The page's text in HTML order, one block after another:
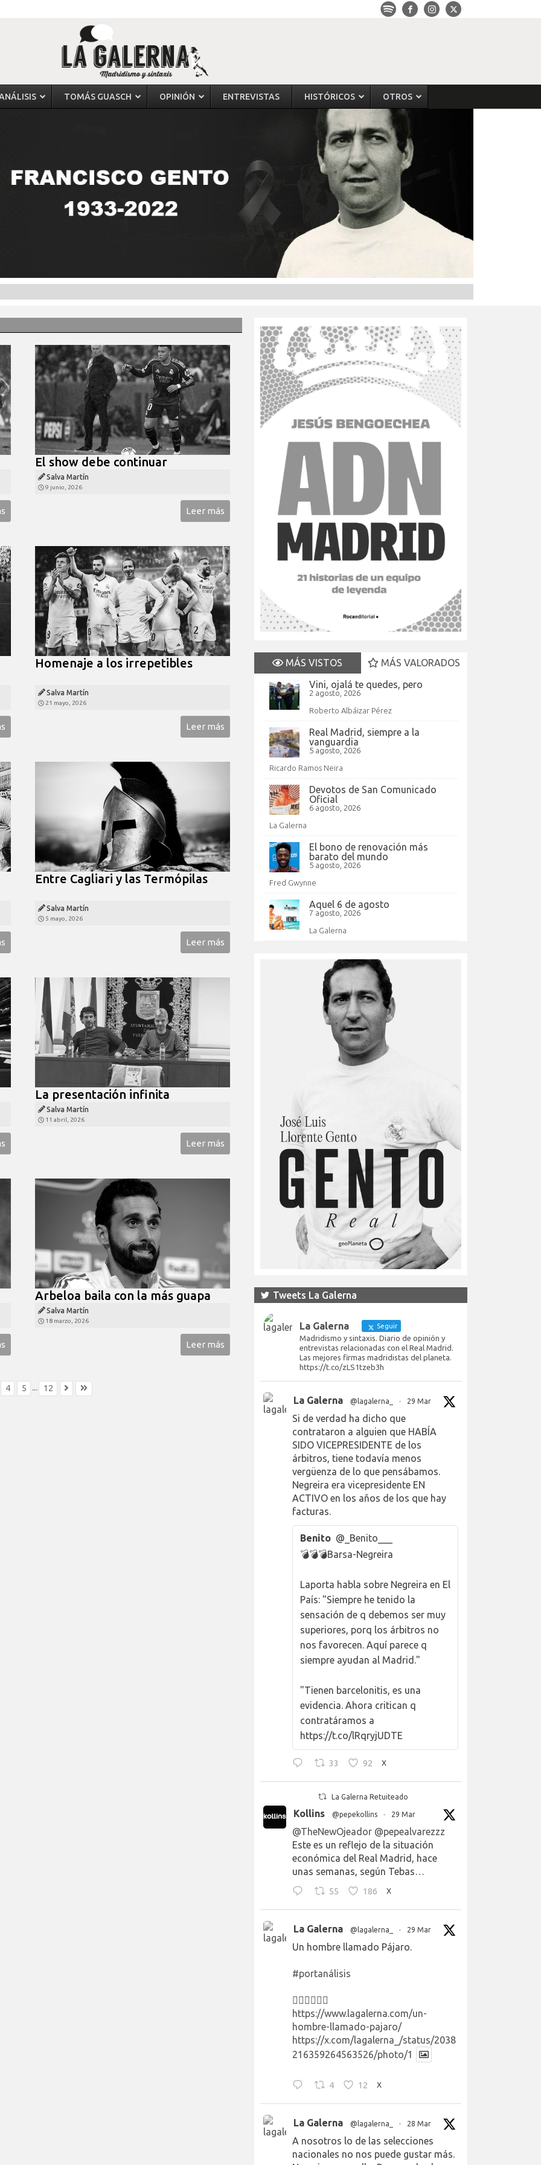
TOMÁS GUASCH OPINIÓN ENTREVISTAS HISTÓRICOS OTROS
El show debe continuar
Salva Martín
9 junio, 2026
Leer más
Homenaje a los irrepetibles
Salva Martín
21 mayo, 2026
Leer más
Entre Cagliari y las Termópilas
Salva Martín
5 mayo, 2026
Leer más
La presentación infinita
Salva Martín
11 abril, 2026
Leer más
Arbeloa baila con la más guapa
Salva Martín
18 marzo, 2026
Leer más
4 5 ... 12
MÁS VISTOS
MÁS VALORADOS
Vini, ojalá te quedes, pero
2 agosto, 2026
Roberto Albáizar Pérez
Real Madrid, siempre a la
vanguardia
5 agosto, 2026
Ricardo Ramos Neira
Devotos de San Comunicado
Oficial
6 agosto, 2026
La Galerna
El bono de renovación más
barato del mundo
5 agosto, 2026
Fred Gwynne
Aquel 6 de agosto
7 agosto, 2026
La Galerna
Tweets La Galerna
La Galerna Seguir
Madridismo y sintaxis. Diario de opinión y
entrevistas relacionadas con el Real Madrid.
Las mejores firmas madridistas del planeta.
https://t.co/zLS1tzeb3h
La Galerna @lagalerna_ · 29 Mar
Si de verdad ha dicho que
contrataron a alguien que HABÍA
SIDO VICEPRESIDENTE de los
árbitros, tiene todavía menos
vergüenza de lo que pensábamos.
Negreira era vicepresidente EN
ACTIVO en los años de los que hay
facturas.
Benito @_Benito___
💣💣💣Barsa-Negreira
Laporta habla sobre Negreira en El
País: "Siempre he tenido la
sensación de q debemos ser muy
superiores, porq los árbitros no
nos favorecen. Aquí parece q
siempre ayudan al Madrid."
"Tienen barcelonitis, es una
evidencia. Ahora critican q
contratáramos a
https://t.co/lRqryjUDTE
33 92 X
La Galerna Retuiteado
Kollins @pepekollins · 29 Mar
@TheNewOjeador @pepealvarezzz
Este es un reflejo de la situación
económica del Real Madrid, hace
unas semanas, según Tebas…
55 186 X
La Galerna @lagalerna_ · 29 Mar
Un hombre llamado Pájaro.
#portanálisis
👉🏻👉🏻👉🏻
https://www.lagalerna.com/un-
hombre-llamado-pajaro/
https://x.com/lagalerna_/status/2038
216359264563526/photo/1
4 12 X
La Galerna @lagalerna_ · 28 Mar
A nosotros lo de las selecciones
nacionales no nos puede gustar más.